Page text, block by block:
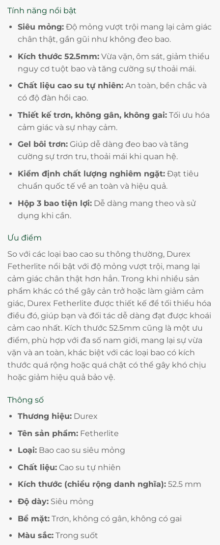
Tính năng nổi bật
Siêu mỏng:Độ mỏng vượt trội mang lại cảm giác
chân thật, gần gũi như không đeo bao.
Kích thước 52.5mm:Vừa vặn, ôm sát, giảm thiểu
nguy cơ tuột bao và tăng cường sự thoải mái.
Chất liệu cao su tự nhiên:An toàn, bền chắc và
có độ đàn hồi cao.
Thiết kế trơn, không gân, không gai:Tối ưu hóa
cảm giác và sự nhạy cảm.
Gel bôi trơn:Giúp dễ dàng đeo bao và tăng
cường sự trơn tru, thoải mái khi quan hệ.
Kiểm định chất lượng nghiêm ngặt:Đạt tiêu
chuẩn quốc tế về an toàn và hiệu quả.
Hộp 3 bao tiện lợi:Dễ dàng mang theo và sử
dụng khi cần.
Ưu điểm
So với các loại bao cao su thông thường, Durex
Fetherlite nổi bật với độ mỏng vượt trội, mang lại
cảm giác chân thật hơn hẳn. Trong khi nhiều sản
phẩm khác có thể gây cản trở hoặc làm giảm cảm
giác, Durex Fetherlite được thiết kế để tối thiểu hóa
điều đó, giúp bạn và đối tác dễ dàng đạt được khoái
cảm cao nhất. Kích thước 52.5mm cũng là một ưu
điểm, phù hợp với đa số nam giới, mang lại sự vừa
vặn và an toàn, khác biệt với các loại bao có kích
thước quá rộng hoặc quá chật có thể gây khó chịu
hoặc giảm hiệu quả bảo vệ.
Thông số
Thương hiệu:Durex
Tên sản phẩm:Fetherlite
Loại:Bao cao su siêu mỏng
Chất liệu:Cao su tự nhiên
Kích thước (chiều rộng danh nghĩa):52.5 mm
Độ dày:Siêu mỏng
Bề mặt:Trơn, không có gân, không có gai
Màu sắc:Trong suốt